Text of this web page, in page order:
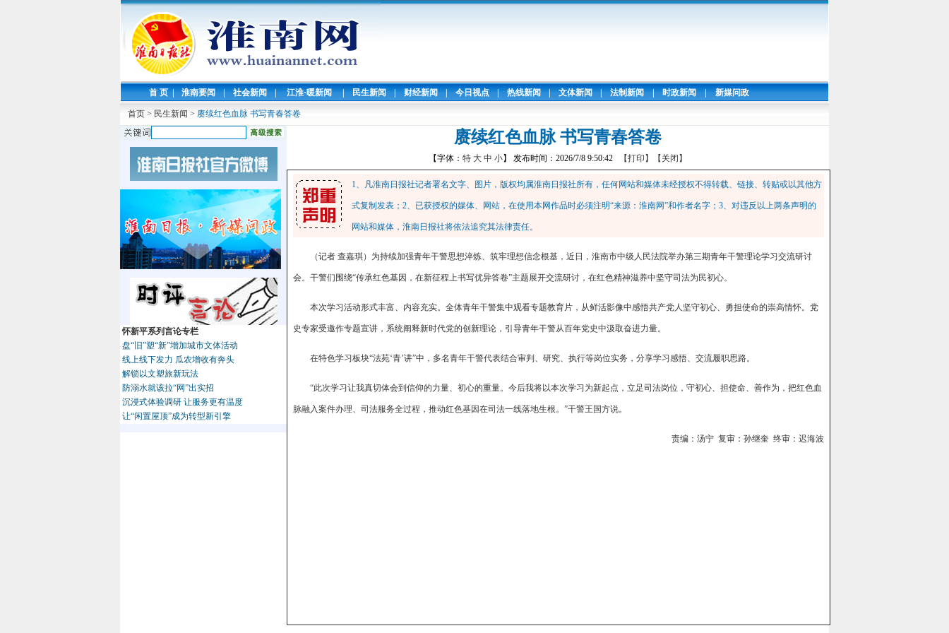
首 页 | 淮南要闻 | 社会新闻 | 江淮·暖新闻 | 民生新闻 | 财经新闻 | 今日视点 | 热线新闻 | 文体新闻 | 法制新闻 | 时政新闻 | 新媒问政
首页 > 民生新闻 > 赓续红色血脉 书写青春答卷
怀新平系列言论专栏
盘“旧”塑“新”增加城市文体活动
线上线下发力 瓜农增收有奔头
解锁以文塑旅新玩法
防溺水就该拉“网”出实招
沉浸式体验调研 让服务更有温度
让“闲置屋顶”成为转型新引擎
赓续红色血脉 书写青春答卷
【字体： 特 大 中 小】 发布时间：2026/7/8 9:50:42 【打印】 【关闭】
1、凡淮南日报社记者署名文字、图片，版权均属淮南日报社所有，任何网站和媒体未经授权不得转载、链接、转贴或以其他方
式复制发表；2、已获授权的媒体、网站，在使用本网作品时必须注明“来源：淮南网”和作者名字；3、对违反以上两条声明的
网站和媒体，淮南日报社将依法追究其法律责任。
（记者 查嘉琪）为持续加强青年干警思想淬炼、筑牢理想信念根基，近日，淮南市中级人民法院举办第三期青年干警理论学习交流研讨
会。干警们围绕“传承红色基因，在新征程上书写优异答卷”主题展开交流研讨，在红色精神滋养中坚守司法为民初心。
本次学习活动形式丰富、内容充实。全体青年干警集中观看专题教育片，从鲜活影像中感悟共产党人坚守初心、勇担使命的崇高情怀。党
史专家受邀作专题宣讲，系统阐释新时代党的创新理论，引导青年干警从百年党史中汲取奋进力量。
在特色学习板块“法苑‘青’讲”中，多名青年干警代表结合审判、研究、执行等岗位实务，分享学习感悟、交流履职思路。
“此次学习让我真切体会到信仰的力量、初心的重量。今后我将以本次学习为新起点，立足司法岗位，守初心、担使命、善作为，把红色血
脉融入案件办理、司法服务全过程，推动红色基因在司法一线落地生根。”干警王国方说。
责编：汤宁 复审：孙继奎 终审：迟海波